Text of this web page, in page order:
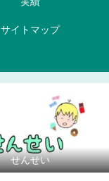
サイトマップ
せんせい